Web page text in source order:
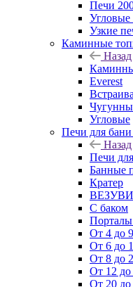
Печи
Угловые
Узкие
Каминные
Назад
Everest
Угловые
Печи для бани
Назад
Печи
Банные
Кратер
С баком
От 4 до
От 6 до
От 8 до
От 12 до
От 20 до